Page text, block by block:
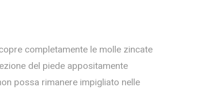
completamente le molle zincate
del piede appositamente
possa rimanere impigliato nelle